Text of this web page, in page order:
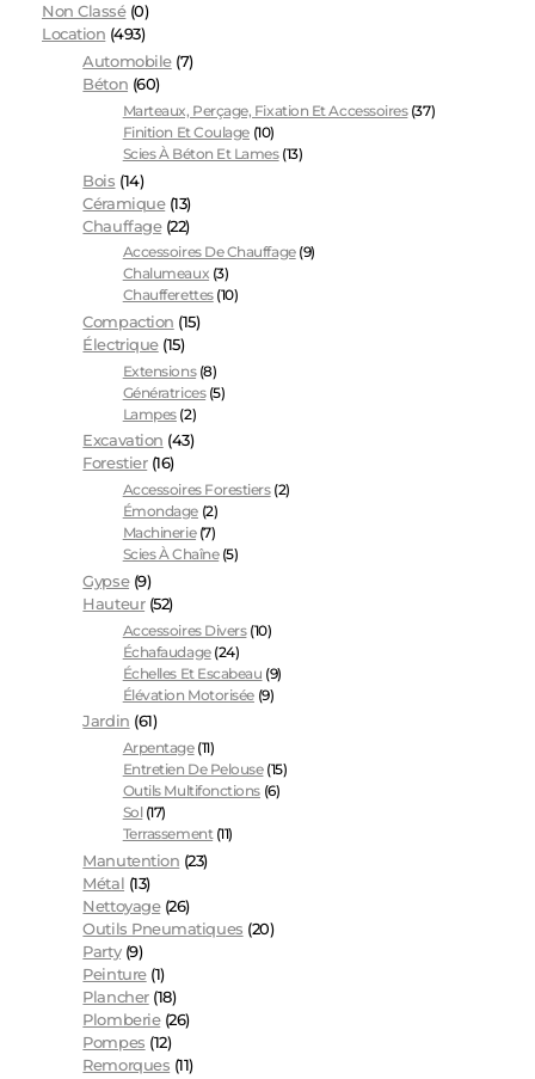
Non Classé (0)
Location (493)
Automobile (7)
Béton (60)
Marteaux, Perçage, Fixation Et Accessoires (37)
Finition Et Coulage (10)
Scies À Béton Et Lames (13)
Bois (14)
Céramique (13)
Chauffage (22)
Accessoires De Chauffage (9)
Chalumeaux (3)
Chaufferettes (10)
Compaction (15)
Électrique (15)
Extensions (8)
Génératrices (5)
Lampes (2)
Excavation (43)
Forestier (16)
Accessoires Forestiers (2)
Émondage (2)
Machinerie (7)
Scies À Chaîne (5)
Gypse (9)
Hauteur (52)
Accessoires Divers (10)
Échafaudage (24)
Échelles Et Escabeau (9)
Élévation Motorisée (9)
Jardin (61)
Arpentage (11)
Entretien De Pelouse (15)
Outils Multifonctions (6)
Sol (17)
Terrassement (11)
Manutention (23)
Métal (13)
Nettoyage (26)
Outils Pneumatiques (20)
Party (9)
Peinture (1)
Plancher (18)
Plomberie (26)
Pompes (12)
Remorques (11)